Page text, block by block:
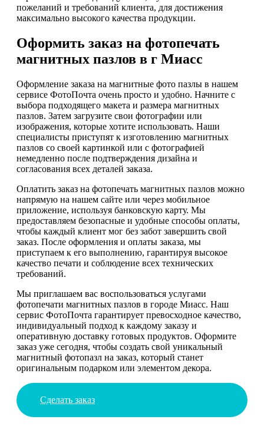
пожеланий и требований клиента, для достижения
максимально высокого качества продукции.
Оформить заказ на фотопечать
магнитных пазлов в г Миасс
Оформление заказа на магнитные фото пазлы в нашем
сервисе ФотоПочта очень просто и удобно. Начните с
выбора подходящего макета и размера магнитных
пазлов. Затем загрузите свои фотографии или
изображения, которые хотите использовать. Наши
специалисты приступят к изготовлению магнитных
пазлов со своей картинкой или с фотографией
немедленно после подтверждения дизайна и
согласования всех деталей заказа.
Оплатить заказ на фотопечать магнитных пазлов можно
напрямую на нашем сайте или через мобильное
приложение, используя банковскую карту. Мы
предоставляем безопасные и удобные способы оплаты,
чтобы каждый клиент мог без забот завершить свой
заказ. После оформления и оплаты заказа, мы
приступаем к его выполнению, гарантируя высокое
качество печати и соблюдение всех технических
требований.
Мы приглашаем вас воспользоваться услугами
фотопечати магнитных пазлов в городе Миасс. Наш
сервис ФотоПочта гарантирует превосходное качество,
индивидуальный подход к каждому заказу и
оперативную доставку готовых продуктов. Оформите
заказ уже сегодня, чтобы создать свой уникальный
магнитный фотопазл на заказ, который станет
оригинальным подарком или элементом декора.
Сделать заказ